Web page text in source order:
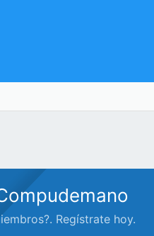
Regístrate hoy.